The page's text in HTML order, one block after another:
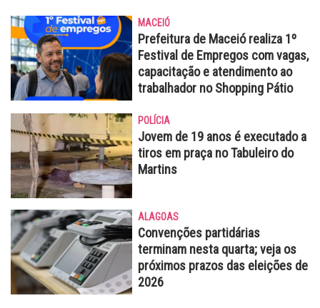
MACEIÓ
Prefeitura de Maceió realiza 1º
Festival de Empregos com vagas,
capacitação e atendimento ao
trabalhador no Shopping Pátio
POLÍCIA
Jovem de 19 anos é executado a
tiros em praça no Tabuleiro do
Martins
ALAGOAS
Convenções partidárias
terminam nesta quarta; veja os
próximos prazos das eleições de
2026